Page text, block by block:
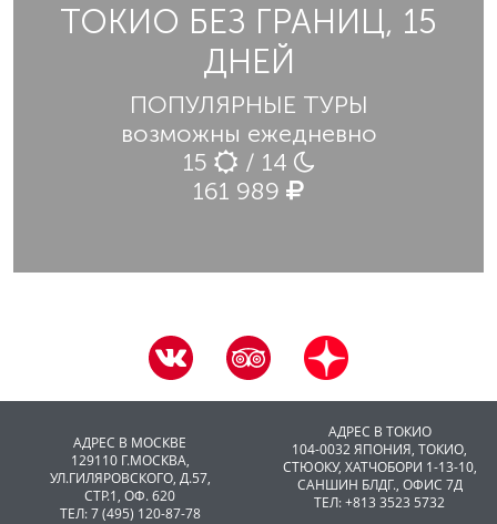
ТОКИО БЕЗ ГРАНИЦ, 15
ДНЕЙ
ПОПУЛЯРНЫЕ ТУРЫ
возможны ежедневно
15
/ 14
161 989
АДРЕС В МОСКВЕ
129110 Г.МОСКВА,
УЛ.ГИЛЯРОВСКОГО, Д.57,
СТР.1, ОФ. 620
ТЕЛ: 7 (495) 120-87-78
АДРЕС В ТОКИО
104-0032 ЯПОНИЯ, ТОКИО,
CТЮОКУ, ХАТЧОБОРИ 1-13-10,
САНШИН БЛДГ., ОФИС 7Д
ТЕЛ: +813 3523 5732